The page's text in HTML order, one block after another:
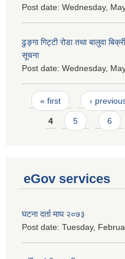
Post date: Wednesday,
ढुङ्गा गिट्टी रोडा तथा बालुवा
सूचना
Post date: Wednesday,
Pages
« first ‹
4 5 6
eGov services
घटना दर्ता माघ २०७३
Post date: Tuesday,